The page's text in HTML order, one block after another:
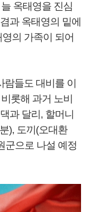
옥태영을 진심
과 옥태영의 밑에
의 가족이 되어
람들도 대비를 이
롯해 과거 노비
과 달리, 할머니
), 도끼(오대환
군으로 나설 예정